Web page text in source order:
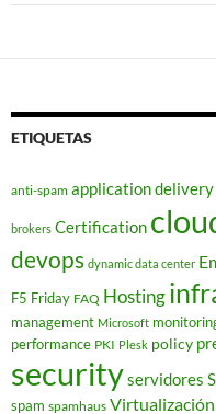
ETIQUETAS
anti-spam application delivery
brokers Certification
devops dynamic data center
F5 Friday FAQ Hosting
management Microsoft
performance PKI Plesk policy
securityservidores
spam spamhaus Virtualización